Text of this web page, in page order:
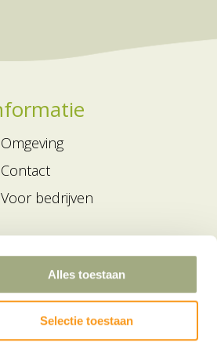
Alles toestaan
Selectie toestaan
Omgeving
Contact
Voor bedrijven